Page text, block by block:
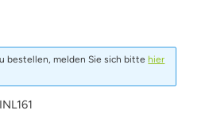
bestellen, melden Sie sich bitte hier